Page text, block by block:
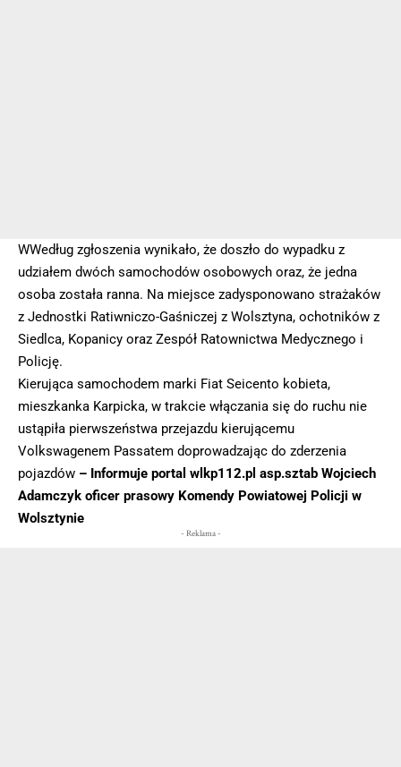
WWedług zgłoszenia wynikało, że doszło do wypadku z
udziałem dwóch samochodów osobowych oraz, że jedna
osoba została ranna. Na miejsce zadysponowano strażaków
z Jednostki Ratiwniczo-Gaśniczej z Wolsztyna, ochotników z
Siedlca, Kopanicy oraz Zespół Ratownictwa Medycznego i
Policję.
Kierująca samochodem marki Fiat Seicento kobieta,
mieszkanka Karpicka, w trakcie włączania się do ruchu nie
ustąpiła pierwszeństwa przejazdu kierującemu
Volkswagenem Passatem doprowadzając do zderzenia
pojazdów – Informuje portal wlkp112.pl asp.sztab Wojciech
Adamczyk oficer prasowy Komendy Powiatowej Policji w
Wolsztynie
- Reklama -